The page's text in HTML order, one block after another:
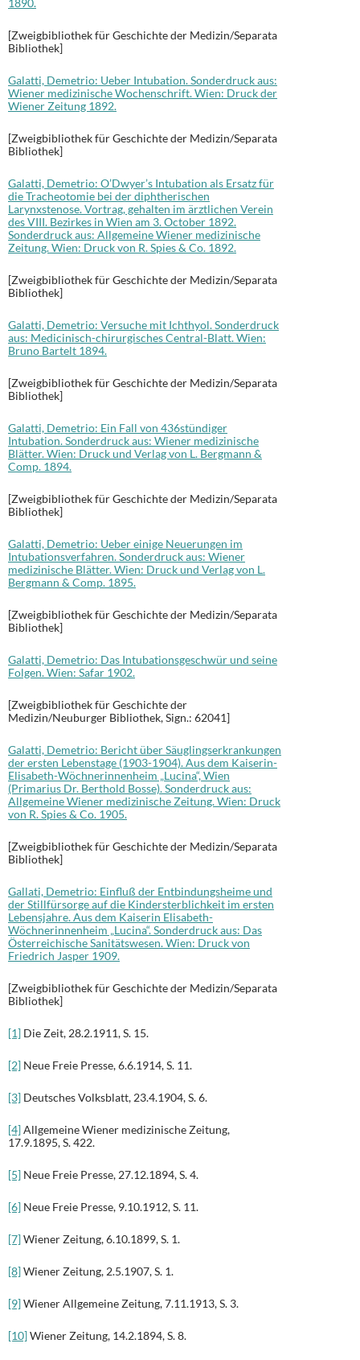
1890.
[Zweigbibliothek für Geschichte der Medizin/Separata
Bibliothek]
Galatti, Demetrio: Ueber Intubation. Sonderdruck aus:
Wiener medizinische Wochenschrift. Wien: Druck der
Wiener Zeitung 1892.
[Zweigbibliothek für Geschichte der Medizin/Separata
Bibliothek]
Galatti, Demetrio: O’Dwyer’s Intubation als Ersatz für
die Tracheotomie bei der diphtherischen
Larynxstenose. Vortrag, gehalten im ärztlichen Verein
des VIII. Bezirkes in Wien am 3. October 1892.
Sonderdruck aus: Allgemeine Wiener medizinische
Zeitung. Wien: Druck von R. Spies & Co. 1892.
[Zweigbibliothek für Geschichte der Medizin/Separata
Bibliothek]
Galatti, Demetrio: Versuche mit Ichthyol. Sonderdruck
aus: Medicinisch-chirurgisches Central-Blatt. Wien:
Bruno Bartelt 1894.
[Zweigbibliothek für Geschichte der Medizin/Separata
Bibliothek]
Galatti, Demetrio: Ein Fall von 436stündiger
Intubation. Sonderdruck aus: Wiener medizinische
Blätter. Wien: Druck und Verlag von L. Bergmann &
Comp. 1894.
[Zweigbibliothek für Geschichte der Medizin/Separata
Bibliothek]
Galatti, Demetrio: Ueber einige Neuerungen im
Intubationsverfahren. Sonderdruck aus: Wiener
medizinische Blätter. Wien: Druck und Verlag von L.
Bergmann & Comp. 1895.
[Zweigbibliothek für Geschichte der Medizin/Separata
Bibliothek]
Galatti, Demetrio: Das Intubationsgeschwür und seine
Folgen. Wien: Safar 1902.
[Zweigbibliothek für Geschichte der
Medizin/Neuburger Bibliothek, Sign.: 62041]
Galatti, Demetrio: Bericht über Säuglingserkrankungen
der ersten Lebenstage (1903-1904). Aus dem Kaiserin-
Elisabeth-Wöchnerinnenheim „Lucina“, Wien
(Primarius Dr. Berthold Bosse). Sonderdruck aus:
Allgemeine Wiener medizinische Zeitung. Wien: Druck
von R. Spies & Co. 1905.
[Zweigbibliothek für Geschichte der Medizin/Separata
Bibliothek]
Gallati, Demetrio: Einfluß der Entbindungsheime und
der Stillfürsorge auf die Kindersterblichkeit im ersten
Lebensjahre. Aus dem Kaiserin Elisabeth-
Wöchnerinnenheim „Lucina“. Sonderdruck aus: Das
Österreichische Sanitätswesen. Wien: Druck von
Friedrich Jasper 1909.
[Zweigbibliothek für Geschichte der Medizin/Separata
Bibliothek]
[1] Die Zeit, 28.2.1911, S. 15.
[2] Neue Freie Presse, 6.6.1914, S. 11.
[3] Deutsches Volksblatt, 23.4.1904, S. 6.
[4]Allgemeine Wiener medizinische Zeitung,
17.9.1895, S. 422.
[5] Neue Freie Presse, 27.12.1894, S. 4.
[6] Neue Freie Presse, 9.10.1912, S. 11.
[7]Wiener Zeitung, 6.10.1899, S. 1.
[8]Wiener Zeitung, 2.5.1907, S. 1.
[9]Wiener Allgemeine Zeitung, 7.11.1913, S. 3.
[10]Wiener Zeitung, 14.2.1894, S. 8.